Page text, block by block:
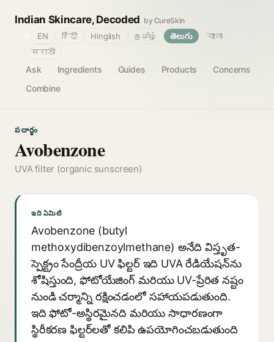
Indian Skincare, Decoded by CureSkin
Ask Ingredients Guides Products
Concerns
Combine
EN हिंदी Hinglish தமிழ் తెలుగు
বাংলা
मराठी
పదార్థం
Avobenzone
UVA filter (organic sunscreen)
ఇది ఏమిటి
Avobenzone (butyl
methoxydibenzoylmethane) అనేది విస్తృత-
స్పెక్ట్రం సేంద్రీయ UV ఫిల్టర్ ఇది UVA రేడియేషన్‌ను
శోషిస్తుంది, ఫోటోయేజింగ్ మరియు UV-ప్రేరిత నష్టం
నుండి చర్మాన్ని రక్షించడంలో సహాయపడుతుంది.
ఇది ఫోటో-అస్థిరమైనది మరియు సాధారణంగా
స్థిరీకరణ ఫిల్టర్‌లతో కలిపి ఉపయోగించబడుతుంది